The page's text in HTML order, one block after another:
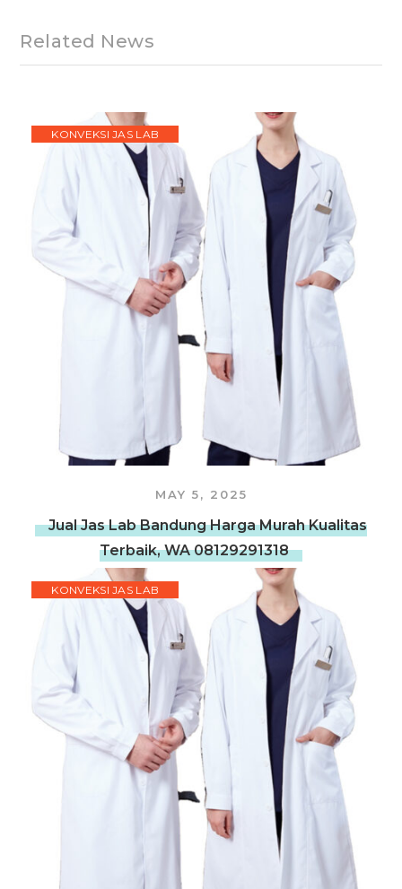
Related News
KONVEKSI JAS LAB
MAY 5, 2025
Jual Jas Lab Bandung Harga Murah Kualitas
Terbaik, WA 08129291318
KONVEKSI JAS LAB